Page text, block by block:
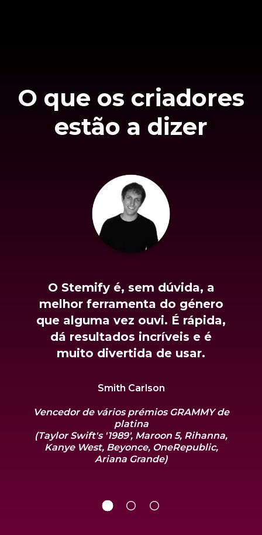
O que os criadores
estão a dizer
O Stemify é, sem dúvida, a
melhor ferramenta do género
que alguma vez ouvi. É rápida,
dá resultados incríveis e é
muito divertida de usar.
Smith Carlson
Vencedor de vários prémios GRAMMY de
platina
(Taylor Swift's '1989', Maroon 5, Rihanna,
Kanye West, Beyonce, OneRepublic,
Ariana Grande)